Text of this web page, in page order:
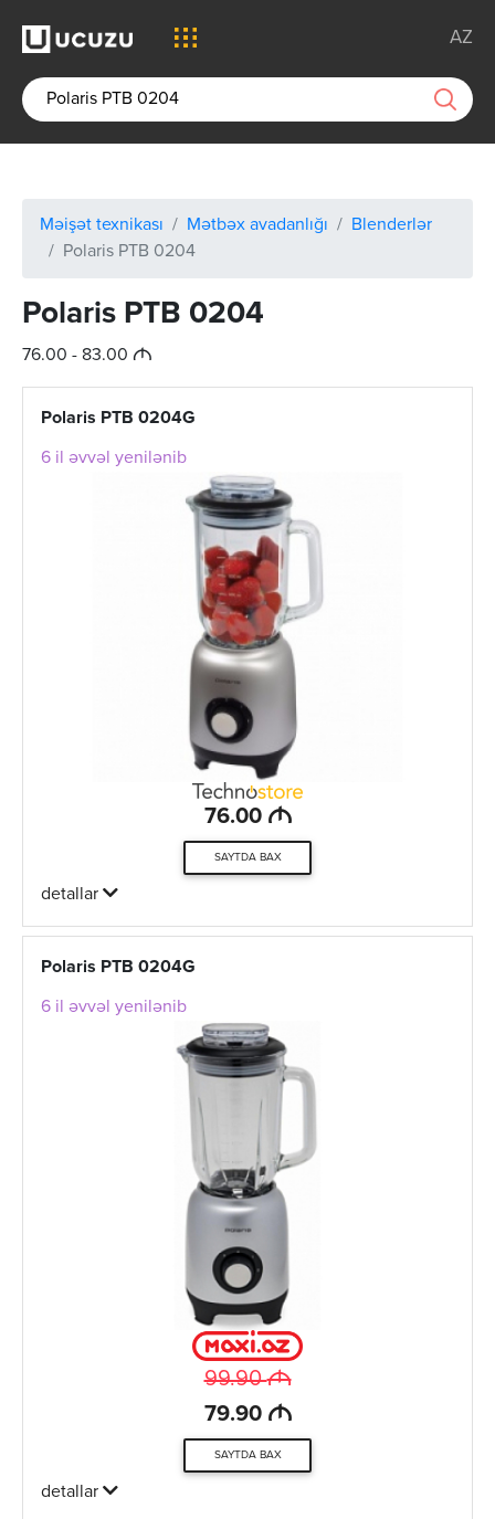
AZ
Məişət texnikası Mətbəx avadanlığı
Blenderlər
Polaris PTB 0204
Polaris PTB 0204
76.00 - 83.00 M
Polaris PTB 0204G
6 il əvvəl yenilənib
76.00 M
SAYTDA BAX
detallar
Polaris PTB 0204G
6 il əvvəl yenilənib
99.90M
79.90 M
SAYTDA BAX
detallar